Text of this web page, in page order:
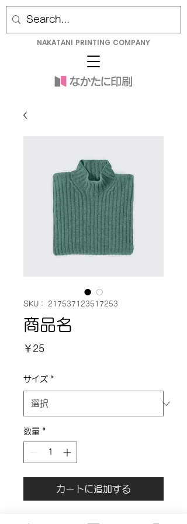
NAKATANI PRINTING COMPANY
SKU： 217537123517253
商品名
￥25価
サイズ *
数量 *
カートに追加する
商品の詳細を入力してください。